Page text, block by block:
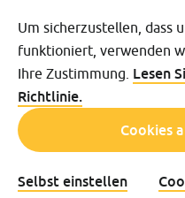
Disclaimer
Um sicherzustellen, dass
funktioniert, verwenden
Ihre Zustimmung. Lesen
Richtlinie.
Cookies
Selbst einstellen